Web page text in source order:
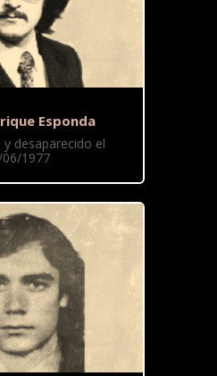
Esponda
y desaparecido el
1977